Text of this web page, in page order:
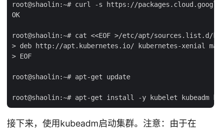
root@shaolin:~# curl -s https://
OK
root@shaolin:~# cat <<EOF >/etc/apt/sources.list.d/
> deb http://apt.kubernetes.io/ kubernetes-xenial
> EOF
root@shaolin:~# apt-get update
接下来，使用kubeadm启动集群。注意：由于在